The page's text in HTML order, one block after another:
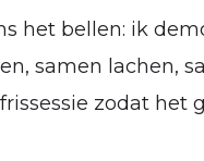
het bellen: ik
samen lachen,
zodat het